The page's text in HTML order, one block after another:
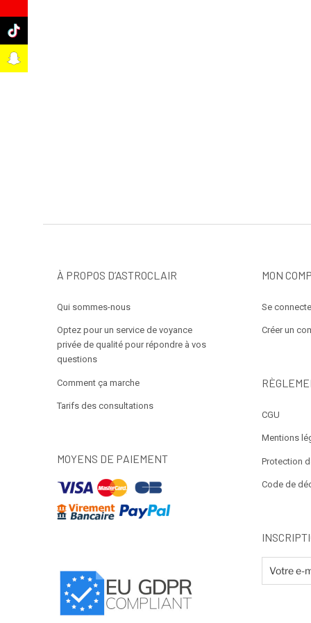
À PROPOS D’ASTROCLAIR
Qui sommes-nous
Optez pour un service de voyance
privée de qualité pour répondre à vos
questions
Comment ça marche
Tarifs des consultations
MOYENS DE PAIEMENT
MON
Se
Créer un
CGU
Mentions
Protection
Code de